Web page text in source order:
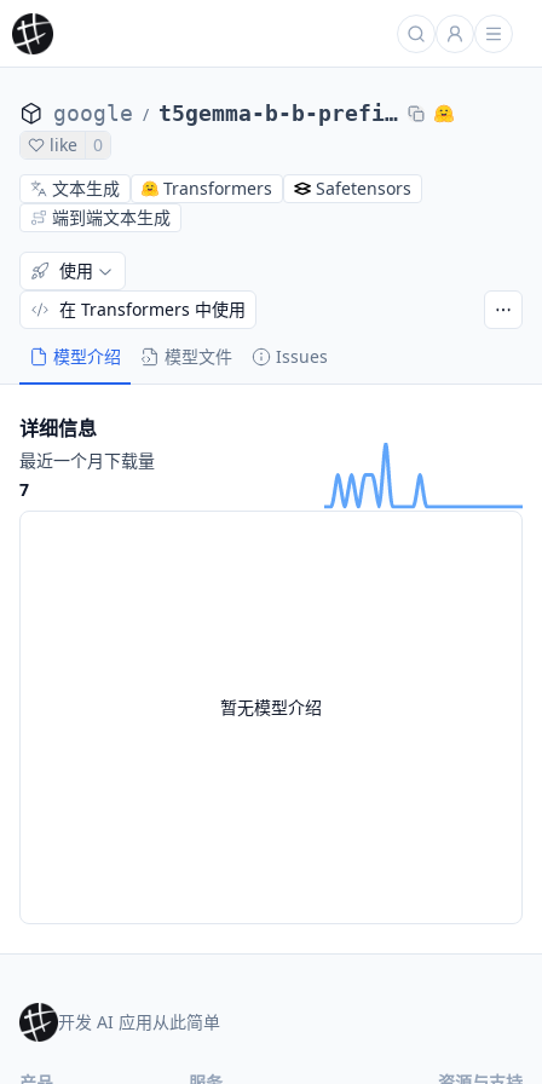
google / t5gemma-b-b-prefixlm
like
0
文本生成
Transformers
Safetensors
端到端文本生成
模型介绍 模型文件 Issues
使用
在 Transformers 中使用
暂无模型介绍
详细信息
最近一个月下载量
7
开发 AI 应用从此简单